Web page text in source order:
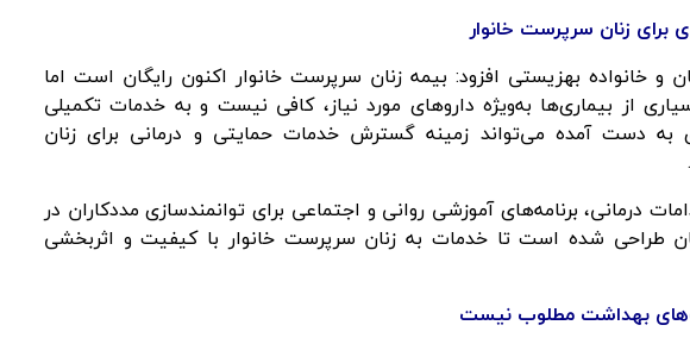
برای زنان سرپرست خانوار
و خانواده بهزیستی افزود: بیمه زنان سرپرست خانوار اکنون رایگان است اما
از بیماری‌ها به‌ویژه داروهای مورد نیاز، کافی نیست و به خدمات تکمیلی
به دست آمده می‌تواند زمینه گسترش خدمات حمایتی و درمانی برای زنان
درمانی، برنامه‌های آموزشی روانی و اجتماعی برای توانمندسازی مددکاران در
طراحی شده است تا خدمات به زنان سرپرست خانوار با کیفیت و اثربخشی
بهداشت مطلوب نیست